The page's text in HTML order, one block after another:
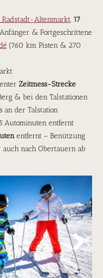
Radstadt-Altenmarkt, 17
& Fortgeschrittene
(760 km Pisten & 270
Zeitmess-Strecke
& bei den Talstationen
der Talstation
Autominuten entfernt
entfernt – Benützung
auch nach Obertauern ab
Next